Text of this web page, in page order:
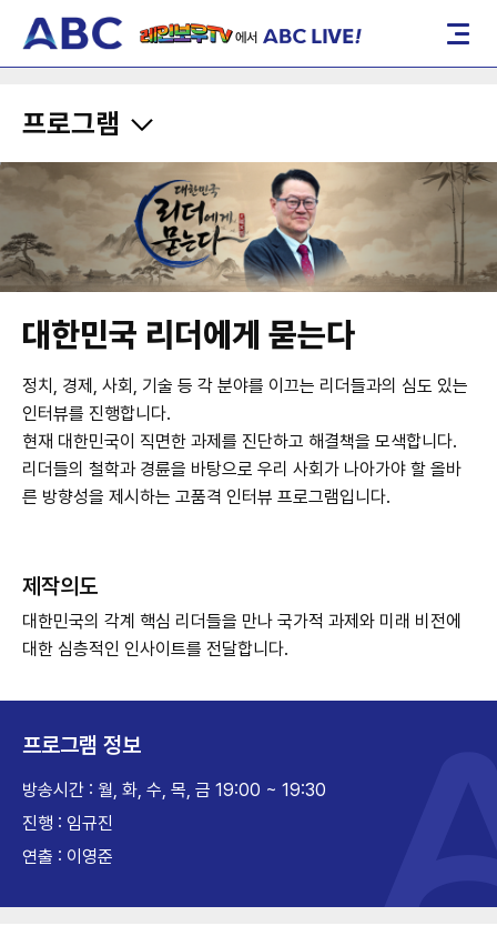
레인보우TV에서 ABC LIVE! 메뉴
프로그램
대한민국 리더에게 묻는다
정치, 경제, 사회, 기술 등 각 분야를 이끄는 리더들과의 심도 있는
인터뷰를 진행합니다.
현재 대한민국이 직면한 과제를 진단하고 해결책을 모색합니다.
리더들의 철학과 경륜을 바탕으로 우리 사회가 나아가야 할 올바
른 방향성을 제시하는 고품격 인터뷰 프로그램입니다.
제작의도
대한민국의 각계 핵심 리더들을 만나 국가적 과제와 미래 비전에
대한 심층적인 인사이트를 전달합니다.
프로그램 정보
방송시간 : 월, 화, 수, 목, 금 19:00 ~ 19:30
진행 : 임규진
연출 : 이영준